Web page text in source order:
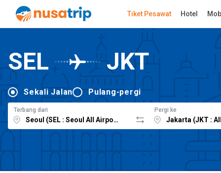
Tiket Pesawat Hotel
SEL JKT
Sekali Jalan Pulang-pergi
Terbang dari Pergi ke